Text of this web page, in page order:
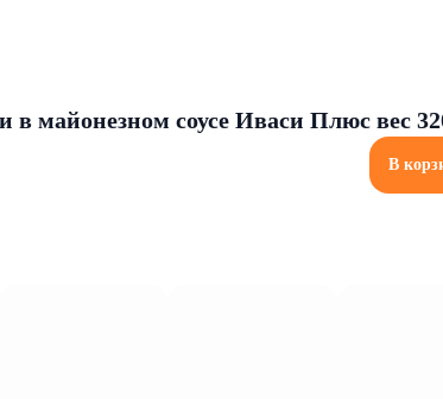
майонезном соусе Иваси Плюс вес
В